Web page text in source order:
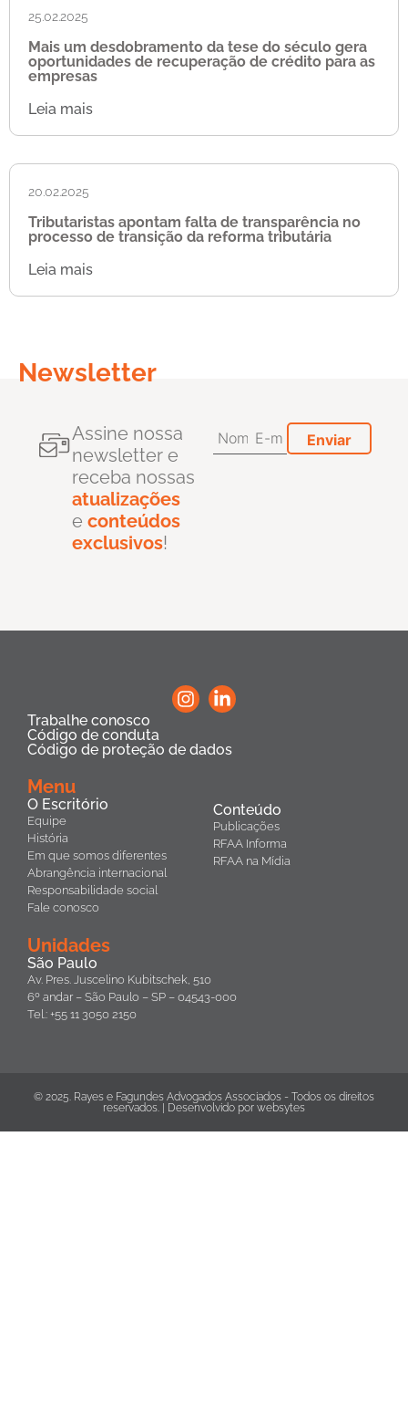
25.02.2025
Mais um desdobramento da tese do século gera
oportunidades de recuperação de crédito para as
empresas
Leia mais
20.02.2025
Tributaristas apontam falta de transparência no
processo de transição da reforma tributária
Leia mais
Newsletter
Assine nossa
newsletter e
receba nossas
atualizações
e conteúdos
exclusivos!
Trabalhe conosco
Código de conduta
Código de proteção de dados
Menu
O Escritório
Equipe
História
Em que somos diferentes
Abrangência internacional
Responsabilidade social
Fale conosco
Conteúdo
Publicações
RFAA Informa
RFAA na Mídia
Unidades
São Paulo
Av. Pres. Juscelino Kubitschek, 510
6º andar – São Paulo – SP – 04543-000
Tel.: +55 11 3050 2150
© 2025. Rayes e Fagundes Advogados Associados - Todos os direitos
reservados. | Desenvolvido por websytes